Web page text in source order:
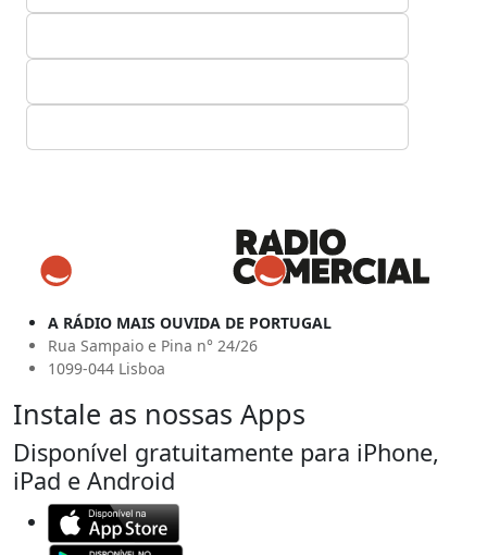
A RÁDIO MAIS OUVIDA DE PORTUGAL
Rua Sampaio e Pina n° 24/26
1099-044 Lisboa
Instale as nossas Apps
Disponível gratuitamente para iPhone,
iPad e Android